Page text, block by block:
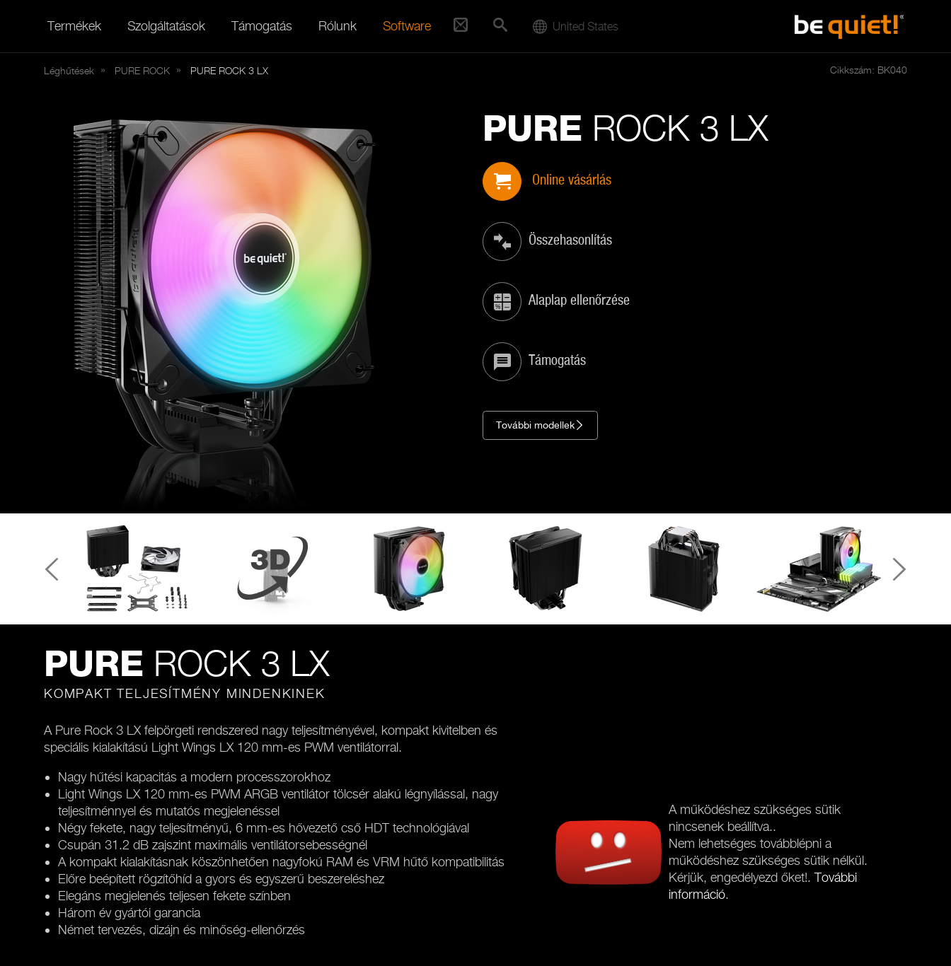
Termékek Szolgáltatások Támogatás Rólunk Software United States
Léghűtések PURE ROCK PURE ROCK 3 LX Cikkszám: BK040
PURE ROCK 3 LX
Online vásárlás
Összehasonlítás
Alaplap ellenőrzése
Támogatás
További modellek
PURE ROCK 3 LX
KOMPAKT TELJESÍTMÉNY MINDENKINEK
A Pure Rock 3 LX felpörgeti rendszered nagy teljesítményével, kompakt kivitelben és
speciális kialakítású Light Wings LX 120 mm-es PWM ventilátorral.
Nagy hűtési kapacitás a modern processzorokhoz
Light Wings LX 120 mm-es PWM ARGB ventilátor tölcsér alakú légnyílással, nagy
teljesítménnyel és mutatós megjelenéssel
Négy fekete, nagy teljesítményű, 6 mm-es hővezető cső HDT technológiával
Csupán 31.2 dB zajszint maximális ventilátorsebességnél
A kompakt kialakításnak köszönhetően nagyfokú RAM és VRM hűtő kompatibilitás
Előre beépített rögzítőhíd a gyors és egyszerű beszereléshez
Elegáns megjelenés teljesen fekete színben
Három év gyártói garancia
Német tervezés, dizájn és minőség-ellenőrzés
A működéshez szükséges sütik
nincsenek beállítva..
Nem lehetséges továbblépni a
működéshez szükséges sütik nélkül.
Kérjük, engedélyezd őket!.További
információ.